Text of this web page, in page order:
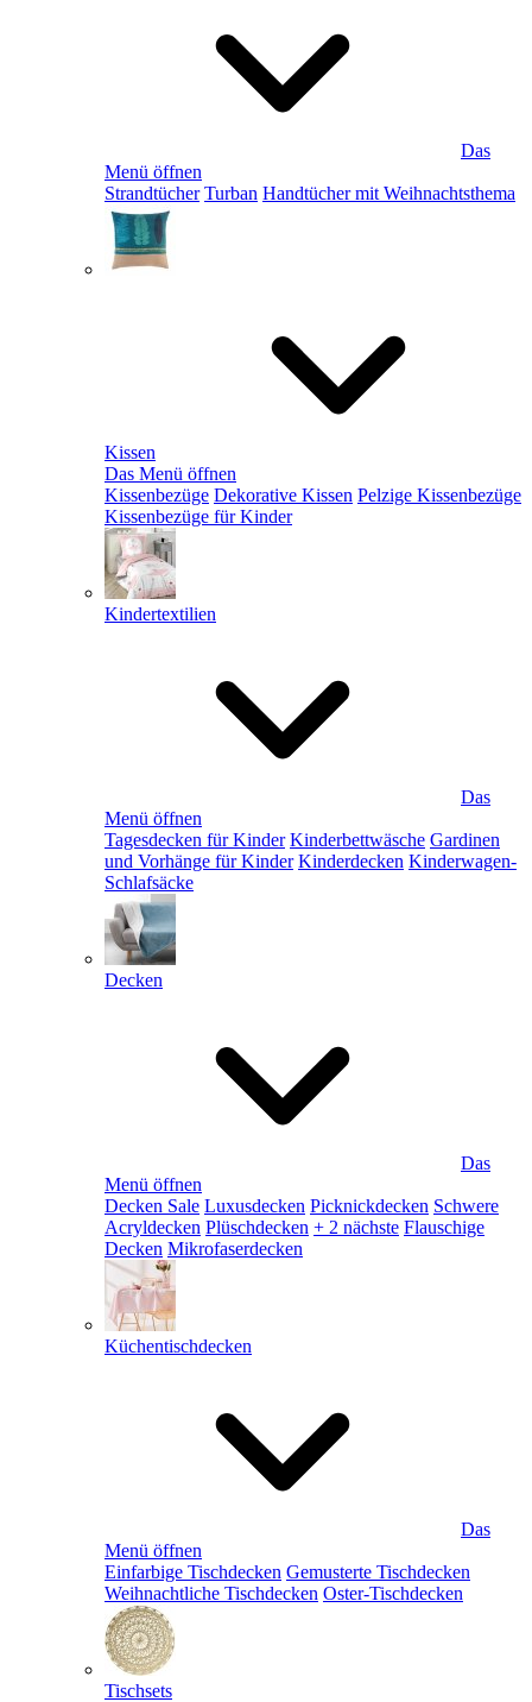
Das
Menü öffnen
Strandtücher Turban Handtücher mit Weihnachtsthema
Kissen
Das Menü öffnen
Kissenbezüge Dekorative Kissen Pelzige Kissenbezüge
Kissenbezüge für Kinder
Kindertextilien
Das
Menü öffnen
Tagesdecken für Kinder Kinderbettwäsche Gardinen
und Vorhänge für Kinder Kinderdecken Kinderwagen-
Schlafsäcke
Decken
Das
Menü öffnen
Decken Sale Luxusdecken Picknickdecken Schwere
Acryldecken Plüschdecken + 2 nächste Flauschige
Decken Mikrofaserdecken
Küchentischdecken
Das
Menü öffnen
Einfarbige Tischdecken Gemusterte Tischdecken
Weihnachtliche Tischdecken Oster-Tischdecken
Tischsets